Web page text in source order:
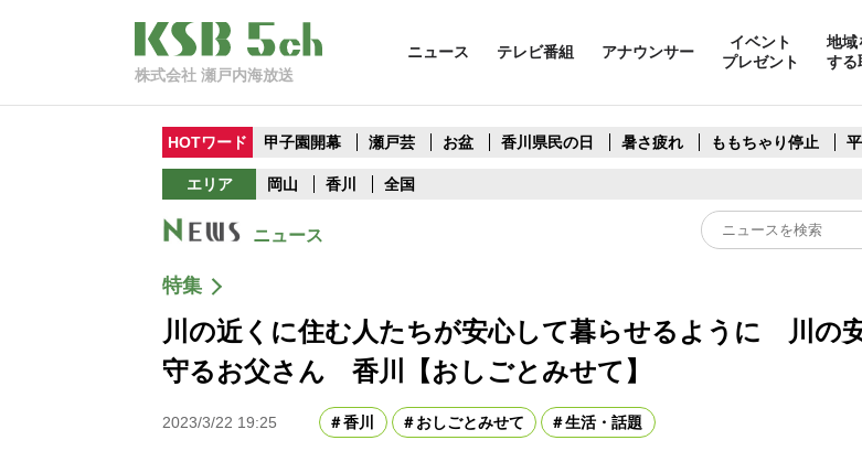
株式会社 瀬戸内海放送
ニュース テレビ番組 アナウンサー
イベント
プレゼント
地域
する
HOTワード 甲子園開幕 瀬戸芸 お盆 香川県民の日 暑さ疲れ ももちゃり停止
エリア 岡山 香川 全国
ニュース
特集
川の近くに住む人たちが安心して暮らせるように 川の
守るお父さん 香川【おしごとみせて】
2023/3/22 19:25 香川 おしごとみせて 生活・話題